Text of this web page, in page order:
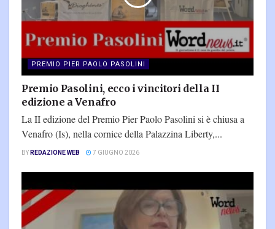
PREMIO PIER PAOLO PASOLINI
Premio Pasolini, ecco i vincitori della II
edizione a Venafro
La II edizione del Premio Pier Paolo Pasolini si è chiusa a
Venafro (Is), nella cornice della Palazzina Liberty,...
BYREDAZIONE WEB 7 GIUGNO 2026